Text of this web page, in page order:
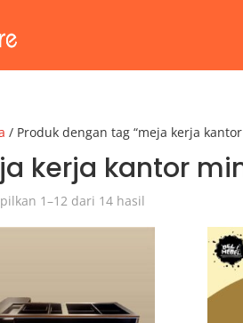
/ Produk dengan tag “meja kerja
kerja kantor
1–12 dari 14 hasil